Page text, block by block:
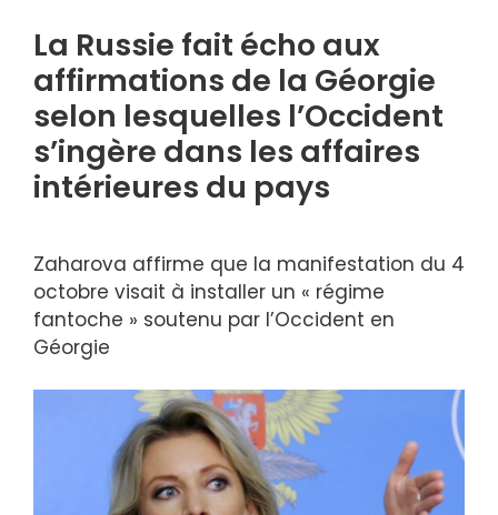
La Russie fait écho aux
affirmations de la Géorgie
selon lesquelles l’Occident
s’ingère dans les affaires
intérieures du pays
Zaharova affirme que la manifestation du 4
octobre visait à installer un « régime
fantoche » soutenu par l’Occident en
Géorgie